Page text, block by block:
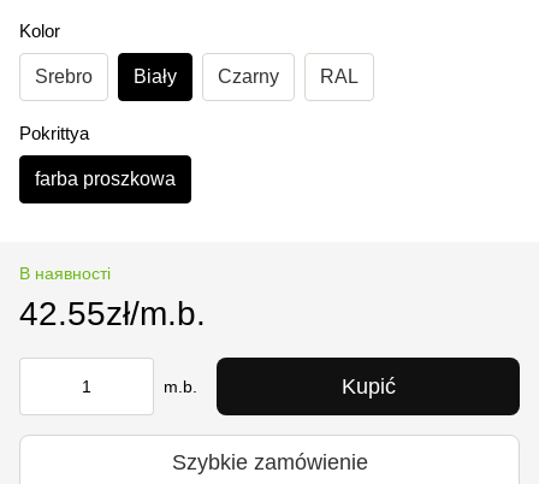
Kolor
Srebro Biały Czarny RAL
Pokrittya
farba proszkowa
В наявності
42.55zł/m.b.
m.b. Kupić
Szybkie zamówienie